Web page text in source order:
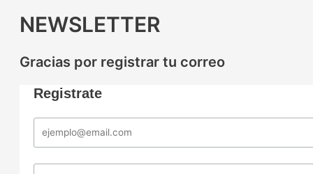
NEWSLETTER
Gracias por registrar tu correo
Registrate